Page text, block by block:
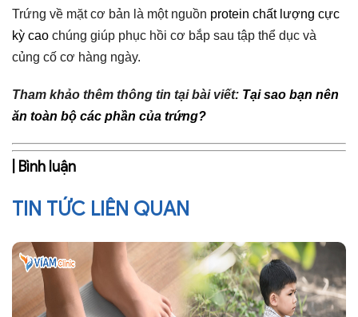
Trứng về mặt cơ bản là một nguồn protein chất lượng cực
kỳ cao chúng giúp phục hồi cơ bắp sau tập thể dục và
củng cố cơ hàng ngày.
Tham khảo thêm thông tin tại bài viết: Tại sao bạn nên
ăn toàn bộ các phần của trứng?
| Bình luận
TIN TỨC LIÊN QUAN